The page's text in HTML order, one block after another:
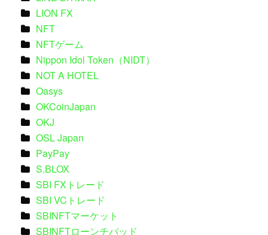
LION FX
NFT
NFTゲーム
Nippon Idol Token（NIDT）
NOT A HOTEL
Oasys
OKCoinJapan
OKJ
OSL Japan
PayPay
S.BLOX
SBI FXトレード
SBI VCトレード
SBINFTマーケット
SBINFTローンチパッド